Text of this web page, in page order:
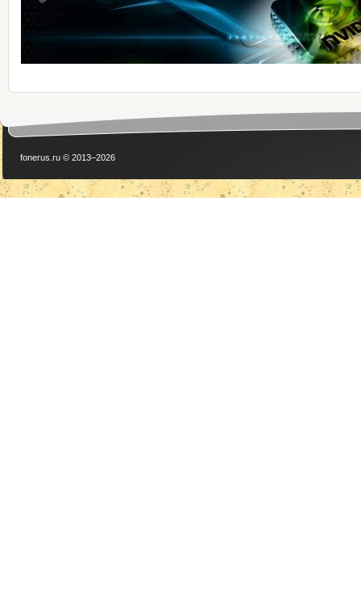
fonerus.ru © 2013–2026